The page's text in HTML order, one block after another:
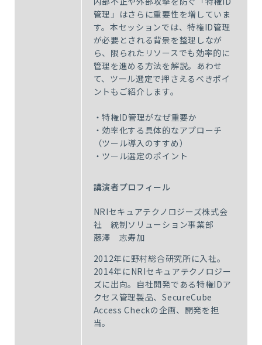
管理」はさらに重要性を増していま
す。本セッションでは、特権ID管理
が必要とされる背景を整理しなが
ら、限られたリソースでも効率的に
管理を進める方法を解説。あわせ
て、ツール選定で押さえるべきポイ
ントもご紹介します。
・特権ID管理がなぜ重要か
・効率化する具体的なアプローチ
（ツール導入のすすめ）
・ツール選定のポイント
講演者プロフィール
NRIセキュアテクノロジーズ株式会
社 統制ソリューション事業部
藤澤 志寿加
2012年に野村総合研究所に入社。
2014年にNRIセキュアテクノロジー
ズに出向。自社開発である特権IDア
クセス管理製品、SecureCube
Access Checkの企画、開発を担
当。